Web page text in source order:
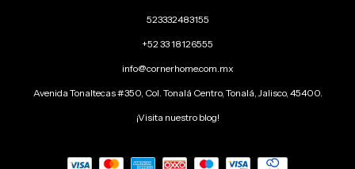
523332483155
+52 33 18126555
info@cornerhome.com.mx
Avenida Tonaltecas #350, Col. Tonalá Centro, Tonalá, Jalisco, 45400.
¡Visita nuestro blog!